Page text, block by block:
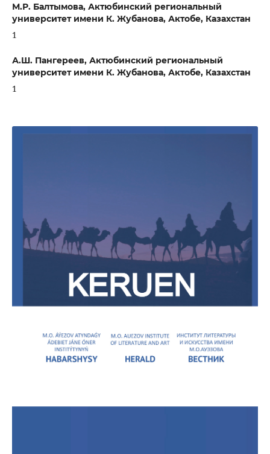
М.Р. Балтымова, Актюбинский региональный
университет имени К. Жубанова, Актобе, Казахстан
1
А.Ш. Пангереев, Актюбинский региональный
университет имени К. Жубанова, Актобе, Казахстан
1